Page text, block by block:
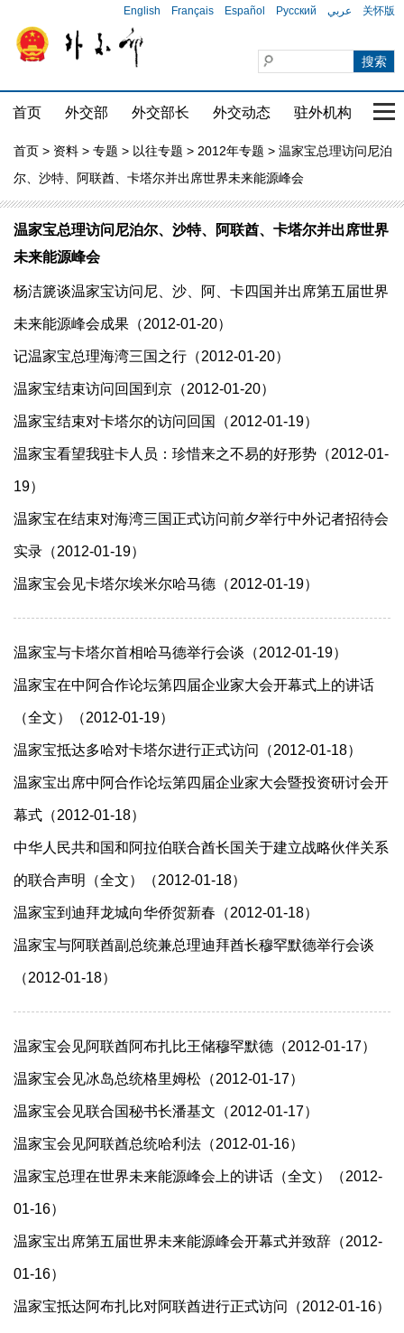
English Français Español Русский عربي 关怀版
首页 外交部 外交部长 外交动态 驻外机构 国
首页 > 资料 > 专题 > 以往专题 > 2012年专题 > 温家宝总理访问尼泊
尔、沙特、阿联酋、卡塔尔并出席世界未来能源峰会
温家宝总理访问尼泊尔、沙特、阿联酋、卡塔尔并出席世界
未来能源峰会
杨洁篪谈温家宝访问尼、沙、阿、卡四国并出席第五届世界
未来能源峰会成果（2012-01-20）
记温家宝总理海湾三国之行（2012-01-20）
温家宝结束访问回国到京（2012-01-20）
温家宝结束对卡塔尔的访问回国（2012-01-19）
温家宝看望我驻卡人员：珍惜来之不易的好形势（2012-01-
19）
温家宝在结束对海湾三国正式访问前夕举行中外记者招待会
实录（2012-01-19）
温家宝会见卡塔尔埃米尔哈马德（2012-01-19）
温家宝与卡塔尔首相哈马德举行会谈（2012-01-19）
温家宝在中阿合作论坛第四届企业家大会开幕式上的讲话
（全文）（2012-01-19）
温家宝抵达多哈对卡塔尔进行正式访问（2012-01-18）
温家宝出席中阿合作论坛第四届企业家大会暨投资研讨会开
幕式（2012-01-18）
中华人民共和国和阿拉伯联合酋长国关于建立战略伙伴关系
的联合声明（全文）（2012-01-18）
温家宝到迪拜龙城向华侨贺新春（2012-01-18）
温家宝与阿联酋副总统兼总理迪拜酋长穆罕默德举行会谈
（2012-01-18）
温家宝会见阿联酋阿布扎比王储穆罕默德（2012-01-17）
温家宝会见冰岛总统格里姆松（2012-01-17）
温家宝会见联合国秘书长潘基文（2012-01-17）
温家宝会见阿联酋总统哈利法（2012-01-16）
温家宝总理在世界未来能源峰会上的讲话（全文）（2012-
01-16）
温家宝出席第五届世界未来能源峰会开幕式并致辞（2012-
01-16）
温家宝抵达阿布扎比对阿联酋进行正式访问（2012-01-16）